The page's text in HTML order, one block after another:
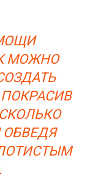
МОЖНО
ОБВЕДЯ